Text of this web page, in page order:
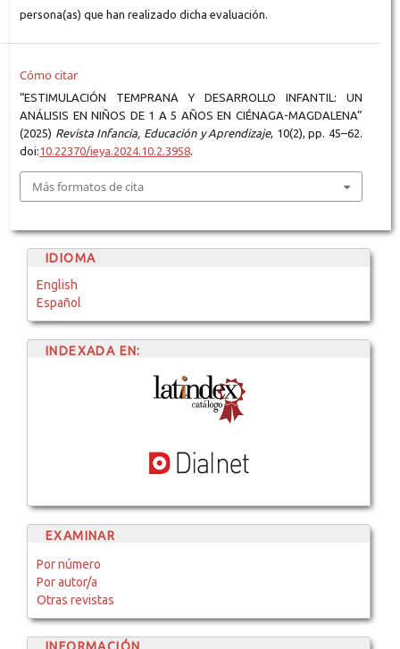
persona(as) que han realizado dicha evaluación.
Cómo citar
“ESTIMULACIÓN TEMPRANA Y DESARROLLO INFANTIL: UN
ANÁLISIS EN NIÑOS DE 1 A 5 AÑOS EN CIÉNAGA-MAGDALENA”
(2025) Revista Infancia, Educación y Aprendizaje, 10(2), pp. 45–62.
doi:10.22370/ieya.2024.10.2.3958.
Más formatos de cita
IDIOMA
English
Español
INDEXADA EN:
EXAMINAR
Por número
Por autor/a
Otras revistas